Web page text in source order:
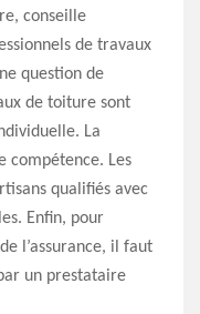
conseille
de travaux
question de
de toiture sont
La
compétence. Les
qualifiés avec
Enfin, pour
l’assurance, il faut
un prestataire